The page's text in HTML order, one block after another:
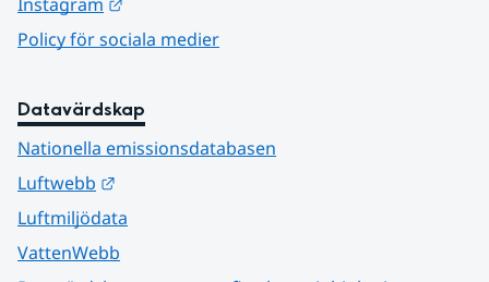
Policy för sociala medier
Datavärdskap
Nationella emissionsdatabasen
Luftwebb
Luftmiljödata
VattenWebb